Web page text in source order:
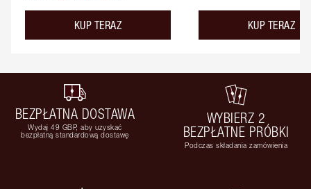
KUP TERAZ KUP TERAZ
BEZPŁATNA DOSTAWA
Wydaj 49 GBP, aby uzyskać
bezpłatną standardową dostawę
WYBIERZ 2
BEZPŁATNE PRÓBKI
Podczas składania zamówienia